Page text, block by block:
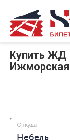
Купить ЖД
Ижморская
Откуда